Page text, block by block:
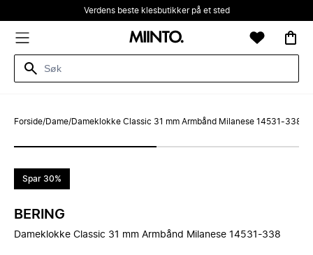
Verdens beste klesbutikker på et sted
Forside/Dame/Dameklokke Classic 31 mm Armbånd Milanese 14531-338
Spar 30%
BERING
Dameklokke Classic 31 mm Armbånd Milanese 14531-338